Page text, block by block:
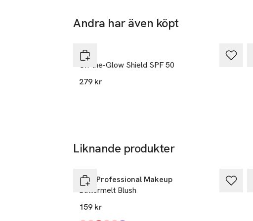
Tillverkare
Surbrunnsgatan 13
11427 Stockholm
Andra har även köpt
Pixi
On-the-Glow Shield SPF 50
279 kr
Liknande produkter
25% vid köp över 200kr
NYX Professional Makeup
Buttermelt Blush
159 kr